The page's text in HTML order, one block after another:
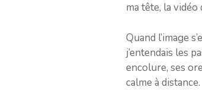
ma tête, la
Quand l’image
j’entendais les
encolure, ses
calme à distance.